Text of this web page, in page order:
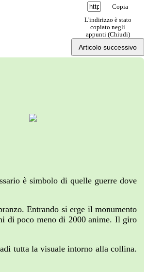
Copia
L'indirizzo è stato
copiato negli
appunti (Chiudi)
Articolo successivo
è simbolo di quelle guerre dove
Entrando si erge il monumento
di poco meno di 2000 anime. Il giro
tutta la visuale intorno alla collina.